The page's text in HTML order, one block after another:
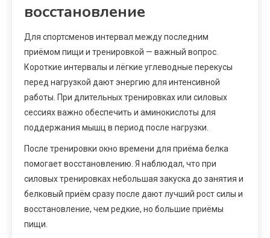
восстановление
Для спортсменов интервал между последним
приёмом пищи и тренировкой — важный вопрос.
Короткие интервалы и лёгкие углеводные перекусы
перед нагрузкой дают энергию для интенсивной
работы. При длительных тренировках или силовых
сессиях важно обеспечить и аминокислоты для
поддержания мышц в период после нагрузки.
После тренировки окно времени для приёма белка
помогает восстановлению. Я наблюдал, что при
силовых тренировках небольшая закуска до занятия и
белковый приём сразу после дают лучший рост силы и
восстановление, чем редкие, но большие приёмы
пищи.